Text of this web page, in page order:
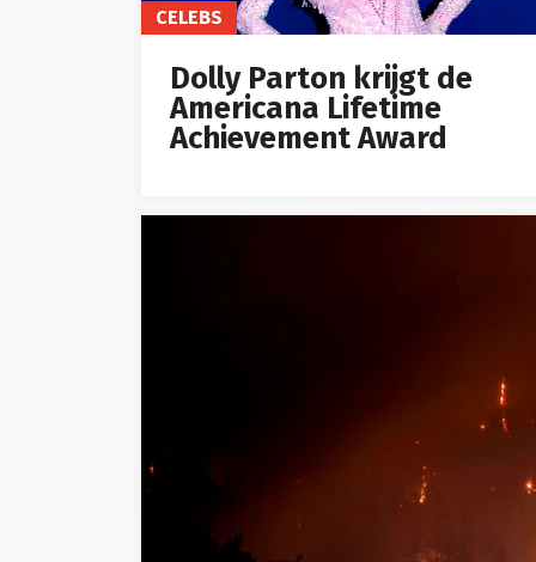
CELEBS
Dolly Parton krijgt de
Americana Lifetime
Achievement Award